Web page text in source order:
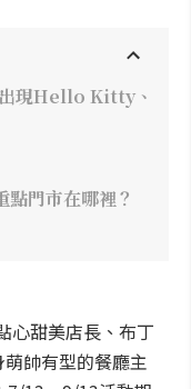
出現Hello Kitty、
點門市在哪裡？
心甜美店長、布丁
帥有型的餐廳主